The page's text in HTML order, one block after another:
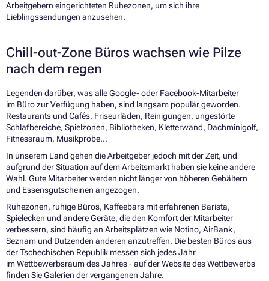
Arbeitgebern eingerichteten Ruhezonen, um sich ihre
Lieblingssendungen anzusehen.
Chill-out-Zone Büros wachsen wie Pilze
nach dem regen
Legenden darüber, was alle Google- oder Facebook-Mitarbeiter
im Büro zur Verfügung haben, sind langsam populär geworden.
Restaurants und Cafés, Friseurläden, Reinigungen, ungestörte
Schlafbereiche, Spielzonen, Bibliotheken, Kletterwand, Dachminigolf,
Fitnessraum, Musikprobe…
In unserem Land gehen die Arbeitgeber jedoch mit der Zeit, und
aufgrund der Situation auf dem Arbeitsmarkt haben sie keine andere
Wahl. Gute Mitarbeiter werden nicht länger von höheren Gehältern
und Essensgutscheinen angezogen.
Ruhezonen, ruhige Büros, Kaffeebars mit erfahrenen Barista,
Spielecken und andere Geräte, die den Komfort der Mitarbeiter
verbessern, sind häufig an Arbeitsplätzen wie Notino, AirBank,
Seznam und Dutzenden anderen anzutreffen. Die besten Büros aus
der Tschechischen Republik messen sich jedes Jahr
im Wettbewerbsraum des Jahres - auf der Website des Wettbewerbs
finden Sie Galerien der vergangenen Jahre.